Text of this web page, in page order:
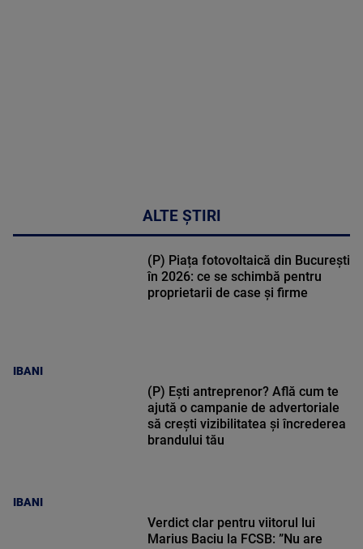
ALTE ȘTIRI
IBANI
(P) Piața fotovoltaică din București
în 2026: ce se schimbă pentru
proprietarii de case și firme
IBANI
(P) Ești antreprenor? Află cum te
ajută o campanie de advertoriale
să crești vizibilitatea și încrederea
brandului tău
Verdict clar pentru viitorul lui
Marius Baciu la FCSB: ”Nu are